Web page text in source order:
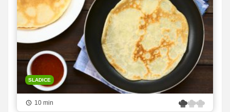
SLADICE
10 min